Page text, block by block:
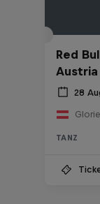
Red
Austria
28
TANZ